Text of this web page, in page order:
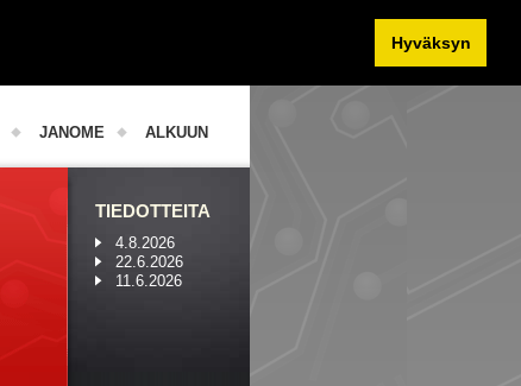
Hyväksyn
JANOME ALKUUN
TIEDOTTEITA
4.8.2026
22.6.2026
11.6.2026